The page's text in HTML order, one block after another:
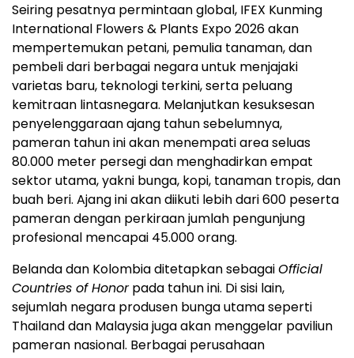
Seiring pesatnya permintaan global, IFEX Kunming
International Flowers & Plants Expo 2026 akan
mempertemukan petani, pemulia tanaman, dan
pembeli dari berbagai negara untuk menjajaki
varietas baru, teknologi terkini, serta peluang
kemitraan lintasnegara. Melanjutkan kesuksesan
penyelenggaraan ajang tahun sebelumnya,
pameran tahun ini akan menempati area seluas
80.000 meter persegi dan menghadirkan empat
sektor utama, yakni bunga, kopi, tanaman tropis, dan
buah beri. Ajang ini akan diikuti lebih dari 600 peserta
pameran dengan perkiraan jumlah pengunjung
profesional mencapai 45.000 orang.
Belanda dan Kolombia ditetapkan sebagaiOfficial
Countries of Honorpada tahun ini. Di sisi lain,
sejumlah negara produsen bunga utama seperti
Thailand dan Malaysia juga akan menggelar paviliun
pameran nasional. Berbagai perusahaan